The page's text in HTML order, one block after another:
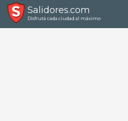
Salidores.com
Disfrutá cada ciudad al máximo